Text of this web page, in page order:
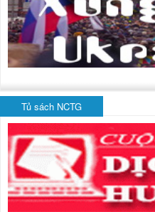
Tủ sách NCTG